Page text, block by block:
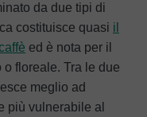
da due tipi di
costituisce quasi il
ed è nota per il
floreale. Tra le due
meglio ad
più vulnerabile al